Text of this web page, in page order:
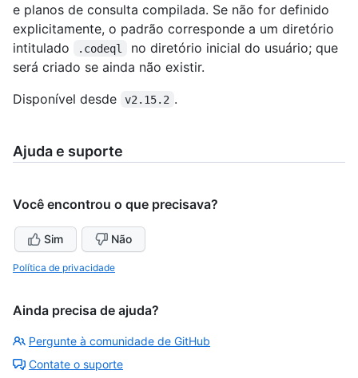
e planos de consulta compilada. Se não for definido
explicitamente, o padrão corresponde a um diretório
intitulado
.codeql
no diretório inicial do usuário; que
será criado se ainda não existir.
Disponível desde
v2.15.2 .
Ajuda e suporte
Você encontrou o que precisava?
Sim Não
Política de privacidade
Ainda precisa de ajuda?
Pergunte à comunidade de GitHub
Contate o suporte